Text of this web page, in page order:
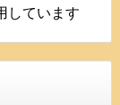
しています